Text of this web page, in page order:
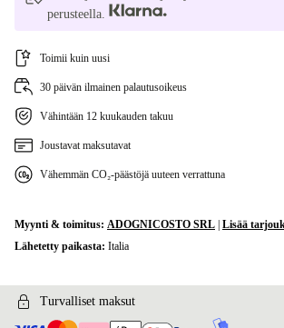
perusteella.
Toimii kuin uusi
30 päivän ilmainen palautusoikeus
Vähintään 12 kuukauden takuu
Joustavat maksutavat
Vähemmän CO₂-päästöjä uuteen verrattuna
Myynti & toimitus: ADOGNICOSTO SRL Lisää
Lähetetty paikasta: Italia
Turvalliset maksut